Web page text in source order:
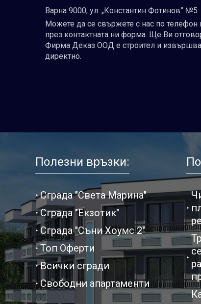
Варна 9000, ул. „Константин Фотинов” №5
Можете да се свържете с нас по телефон
през контактната ни форма. Ще Ви
Фирма Деказ ООД е строител и
директно.
Полезни връзки:
Сграда "Света Марина"
Сграда "Екзотик"
Сграда "Съни Хоумс 2"
Топ Оферти
Всички сгради
Свободни апартаменти